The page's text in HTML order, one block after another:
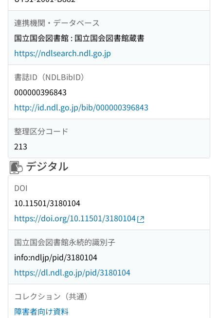
連携機関・データベース
国立国会図書館 : 国立国会図書館蔵書
https://ndlsearch.ndl.go.jp
書誌ID（NDLBibID）
000000396843
http://id.ndl.go.jp/bib/000000396843
整理区分コード
213
デジタル
DOI
10.11501/3180104
https://doi.org/10.11501/3180104
国立国会図書館永続的識別子
info:ndljp/pid/3180104
https://dl.ndl.go.jp/pid/3180104
コレクション（共通）
障害者向け資料